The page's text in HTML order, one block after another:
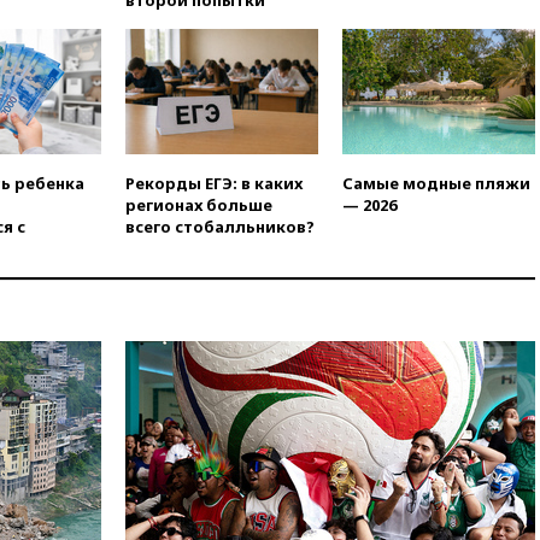
Bloomberg:
киберкомандование США
расследует серию
самоубийств своих служащих
Сняты ограничения на
Геленджика
16:50
16:45«Яблоко» подаст иск к
16:35Мельникова и еще
шесть гимнастов сборной
России не получили визы на
ЧЕ
16:16Движение по
Крымскому мосту
перекрывали второй раз за
день
ребенка
с
Рекорды ЕГЭ: в каких
регионах больше
всего стобалльников?
Самые модные пляжи
— 2026